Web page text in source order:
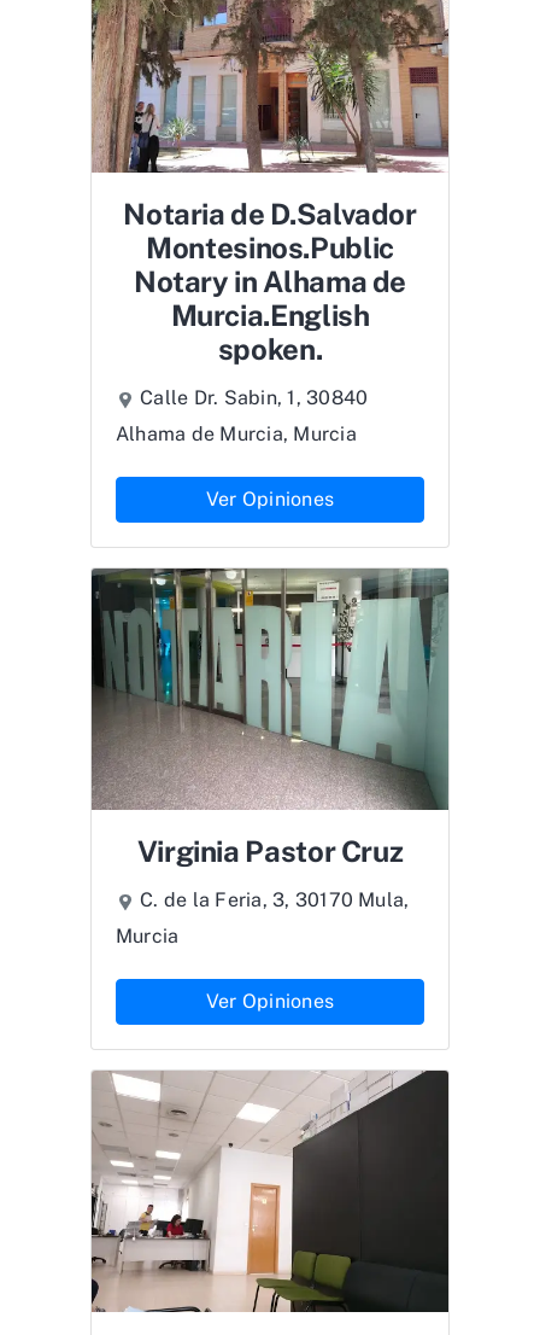
Notaria de D.Salvador
Montesinos.Public
Notary in Alhama de
Murcia.English
spoken.
Calle Dr. Sabin, 1, 30840
Alhama de Murcia, Murcia
Ver Opiniones
Virginia Pastor Cruz
C. de la Feria, 3, 30170 Mula,
Murcia
Ver Opiniones